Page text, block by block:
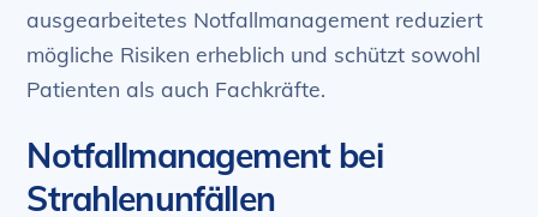
ausgearbeitetes Notfallmanagement reduziert
mögliche Risiken erheblich und schützt sowohl
Patienten als auch Fachkräfte.
Notfallmanagement bei
Strahlenunfällen